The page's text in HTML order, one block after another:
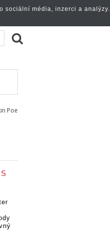
Poe
sociální média, inzerci a analýzy.